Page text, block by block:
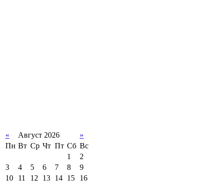
« Август 2026
»
Пн Вт Ср Чт Пт Сб Вс
1
2
3
4 5 6 7 8
9
10
11 12 13 14 15
16